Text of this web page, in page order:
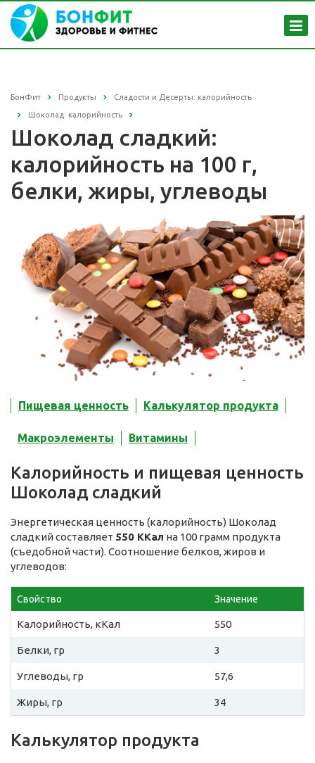
БонФит Продукты Сладости и Десерты: калорийность
Шоколад: калорийность
Шоколад сладкий:
калорийность на 100 г,
белки, жиры, углеводы
Пищевая ценность Калькулятор продукта
Макроэлементы Витамины
Калорийность и пищевая ценность
Шоколад сладкий
Энергетическая ценность (калорийность) Шоколад
сладкий составляет 550 ККал на 100 грамм продукта
(съедобной части). Соотношение белков, жиров и
углеводов:
Свойство Значение
Калорийность, кКал 550
Белки, гр 3
Углеводы, гр 57,6
Жиры, гр 34
Калькулятор продукта